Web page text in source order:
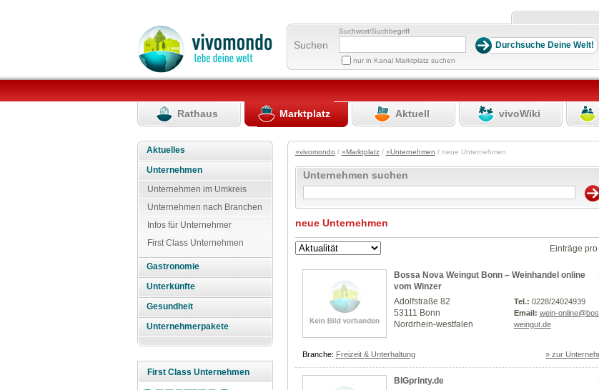
Suchen
Suchwort/Suchbegriff
nur in Kanal Marktplatz suchen
Rathaus Marktplatz Aktuell vivoWiki
Aktuelles
Unternehmen
Unternehmen im Umkreis
Unternehmen nach Branchen
Infos für Unternehmer
First Class Unternehmen
Gastronomie
Unterkünfte
Gesundheit
Unternehmerpakete
First Class Unternehmen
»vivomondo / »Marktplatz/ »Unternehmen / neue Unternehmen
Unternehmen suchen
neue Unternehmen
Einträge
Bossa Nova Weingut Bonn – Weinhandel online
vom Winzer
Adolfstraße 82
53111 Bonn
Nordrhein-westfalen
Tel.: 0228/24024939
Email: wein-
weingut.de
Branche: Freizeit & Unterhaltung » zur
BIGprinty.de